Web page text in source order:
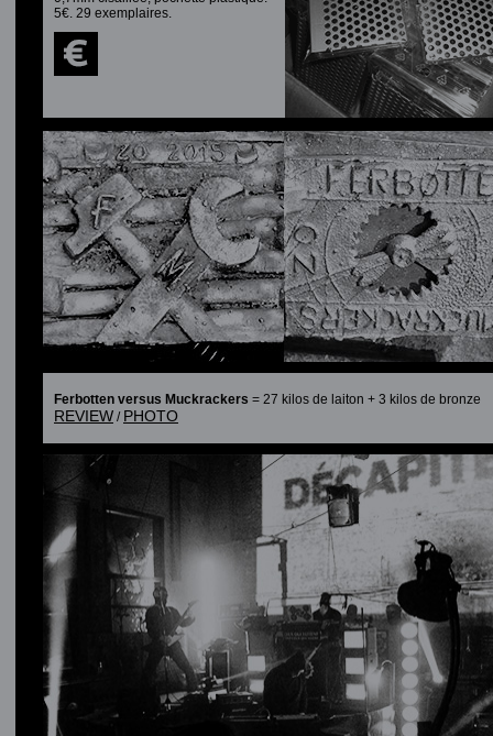
5€. 29 exemplaires.
Ferbotten versus Muckrackers = 27 kilos de laiton + 3 kilos de bronze
REVIEW / PHOTO